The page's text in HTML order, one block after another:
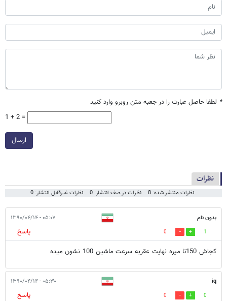
* لطفا حاصل عبارت را در جعبه متن روبرو وارد کنید
1 + 2 =
ارسال
نظرات
نظرات منتشر شده: 8 نظرات در صف انتشار: 0 نظرات غیرقابل انتشار: 0
بدون نام ۰۵:۰۷ - ۱۳۹۰/۰۴/۱۴
1
0
پاسخ
كجاش 150تا ميره نهايت عقربه سرعت ماشين 100 نشون ميده
iq ۰۵:۳۰ - ۱۳۹۰/۰۴/۱۴
0
0
پاسخ